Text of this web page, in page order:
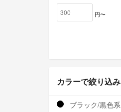
円〜
カラーで絞り込み
ブラック/黒色系